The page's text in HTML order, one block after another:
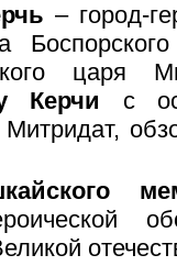
– город-
Керчи с